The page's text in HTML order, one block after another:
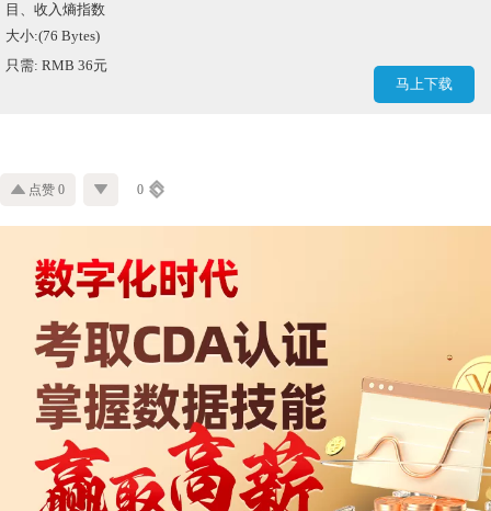
目、收入熵指数
大小:(76 Bytes)
只需: RMB 36元
马上下载
点赞 0 0